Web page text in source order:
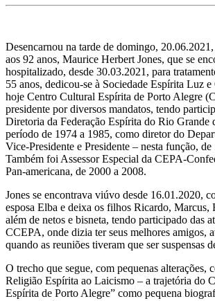
Desencarnou na tarde de domingo,
aos 92 anos, Maurice Herbert Jones, que se
hospitalizado, desde 30.03.2021, para
55 anos, dedicou-se à Sociedade Espírita Luz
hoje Centro Cultural Espírita de Porto Alegre
presidente por diversos mandatos, tendo
Diretoria da Federação Espírita do Rio Grande
período de 1974 a 1985, como diretor do
Vice-Presidente e Presidente – nesta função,
Também foi Assessor Especial da CEPA-
Pan-americana, de 2000 a 2008.
Jones se encontrava viúvo desde 16.01.2020,
esposa Elba e deixa os filhos Ricardo, Marcus,
além de netos e bisneta, tendo participado das
CCEPA, onde dizia ter seus melhores amigos,
quando as reuniões tiveram que ser suspensas
O trecho que segue, com pequenas alterações,
Religião Espírita ao Laicismo – a trajetória do
Espírita de Porto Alegre” como pequena